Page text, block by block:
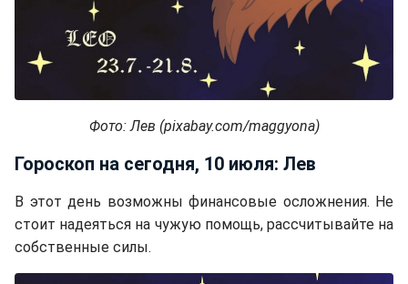
Фото: Лев (pixabay.com/maggyona)
Гороскоп на сегодня, 10 июля: Лев
В этот день возможны финансовые осложнения. Не
стоит надеяться на чужую помощь, рассчитывайте на
собственные силы.